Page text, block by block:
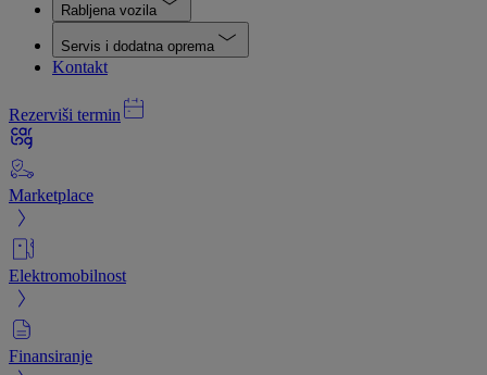
Rabljena vozila
Servis i dodatna oprema
Kontakt
Rezerviši termin
Marketplace
Elektromobilnost
Finansiranje